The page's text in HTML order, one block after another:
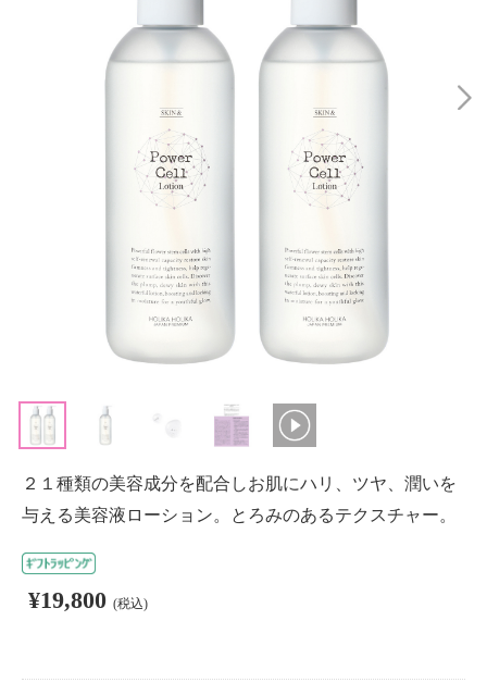
２１種類の美容成分を配合しお肌にハリ、ツヤ、潤いを
与える美容液ローション。とろみのあるテクスチャー。
¥19,800 (税込)